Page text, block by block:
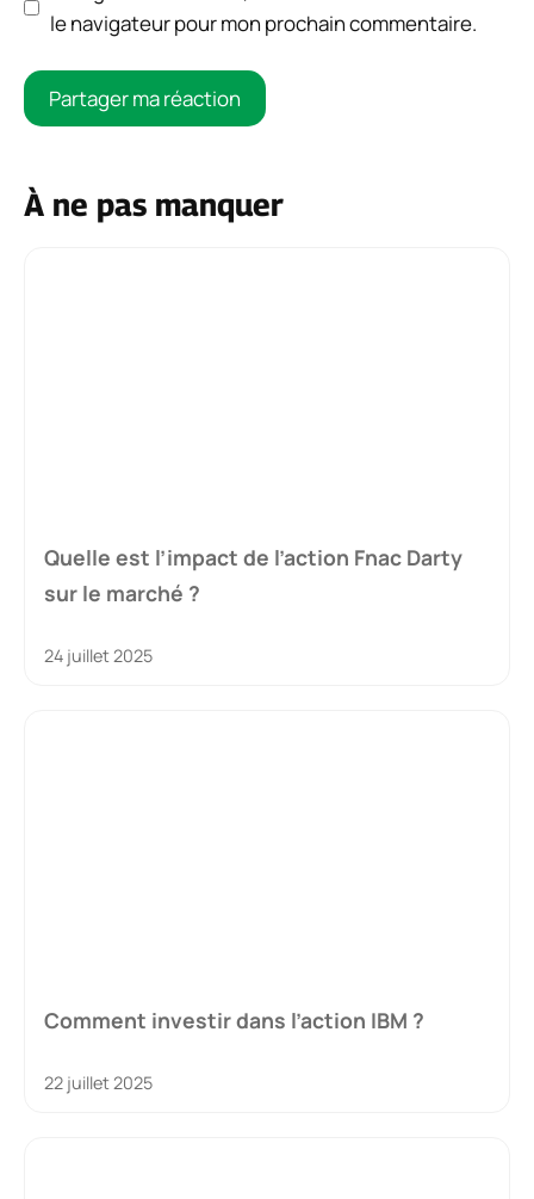
le navigateur pour mon prochain commentaire.
À ne pas manquer
Quelle est l’impact de l’action Fnac Darty
sur le marché ?
24 juillet 2025
Comment investir dans l’action IBM ?
22 juillet 2025